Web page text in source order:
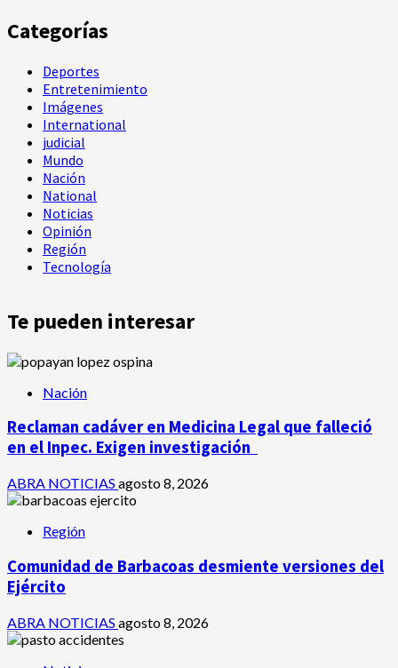
Categorías
Deportes
Entretenimiento
Imágenes
International
judicial
Mundo
Nación
National
Noticias
Opinión
Región
Tecnología
Te pueden interesar
Nación
Reclaman cadáver en Medicina Legal que falleció
en el Inpec. Exigen investigación
ABRA NOTICIAS agosto 8, 2026
Región
Comunidad de Barbacoas desmiente versiones del
Ejército
ABRA NOTICIAS agosto 8, 2026